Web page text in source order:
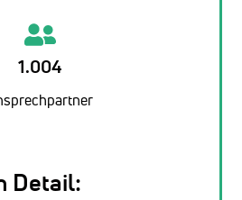
1.004
Detail: